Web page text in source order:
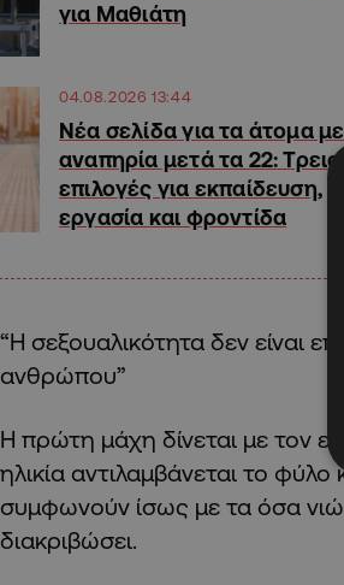
για Μαθιάτη
04.08.2026 13:44
Νέα σελίδα για τα άτομα με
αναπηρία μετά τα 22: Τρεις
επιλογές για εκπαίδευση,
εργασία και φροντίδα
“Η σεξουαλικότητα δεν είναι
ανθρώπου”
Η πρώτη μάχη δίνεται με τον
ηλικία αντιλαμβάνεται το
συμφωνούν ίσως με τα όσα
διακριβώσει.